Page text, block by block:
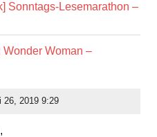
Sonntags-Lesemarathon –
Wonder Woman –
26, 2019 9:29